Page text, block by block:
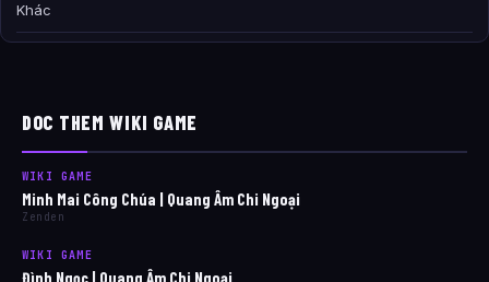
Khác
DOC THEM WIKI GAME
WIKI GAME
Minh Mai Công Chúa | Quang Âm Chi Ngoại
Zenden
WIKI GAME
Đình Ngọc | Quang Âm Chi Ngoại